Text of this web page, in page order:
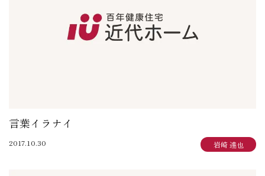
言葉イラナイ
2017.10.30 岩崎 達也